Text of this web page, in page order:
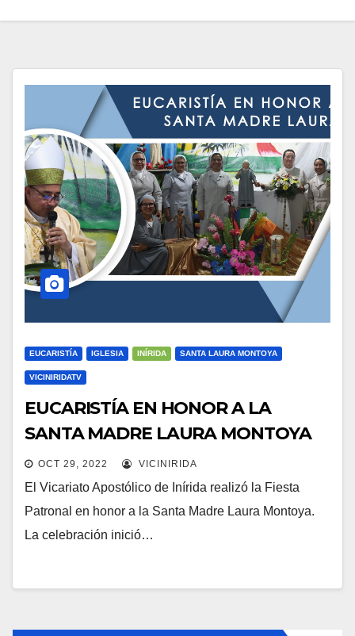
EUCARISTÍA IGLESIA INÍRIDA SANTA LAURA MONTOYA
VICINIRIDATV
EUCARISTÍA EN HONOR A LA
SANTA MADRE LAURA MONTOYA
OCT 29, 2022 VICINIRIDA
El Vicariato Apostólico de Inírida realizó la Fiesta
Patronal en honor a la Santa Madre Laura Montoya.
La celebración inició…